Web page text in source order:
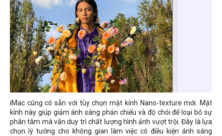
iMac cũng có sẵn với tùy chọn mặt kính Nano‑texture mới. Mặt
kính này giúp giảm ánh sáng phản chiếu và độ chói để loại bỏ sự
phân tâm mà vẫn duy trì chất lượng hình ảnh vượt trội. Đây là lựa
chọn lý tưởng cho không gian làm việc có điều kiện ánh sáng